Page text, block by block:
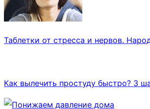
Таблетки от стресса и нервов.
Как вылечить простуду быстро? 3